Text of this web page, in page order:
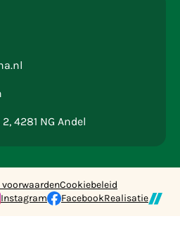
4281 NG Andel
voorwaardenCookiebeleid
Instagram FacebookRealisatie